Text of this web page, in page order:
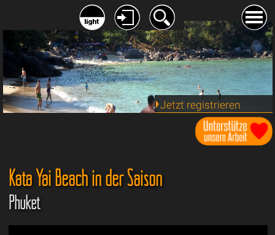
Jetzt registrieren
Kata Yai Beach in der Saison
Phuket